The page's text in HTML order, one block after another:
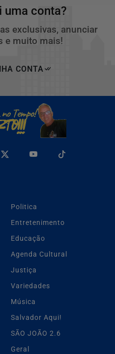
uma conta?
exclusivas, anunciar
e muito mais!
CONTA
Politica
Entretenimento
Educação
Agenda Cultural
Justiça
Variedades
Música
Salvador Aqui!
SÃO JOÃO 2.6
Geral